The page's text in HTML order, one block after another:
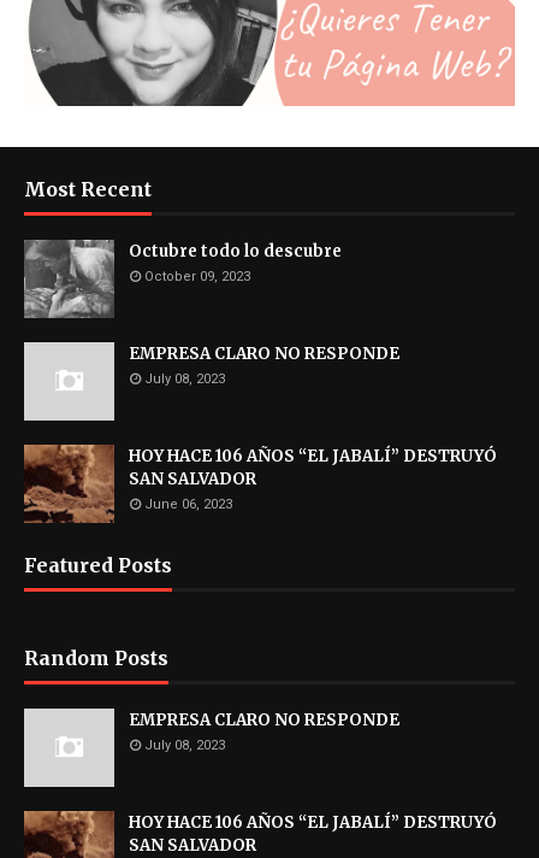
Most Recent
Octubre todo lo descubre
October 09, 2023
EMPRESA CLARO NO RESPONDE
July 08, 2023
HOY HACE 106 AÑOS “EL JABALÍ” DESTRUYÓ
SAN SALVADOR
June 06, 2023
Featured Posts
Random Posts
EMPRESA CLARO NO RESPONDE
July 08, 2023
HOY HACE 106 AÑOS “EL JABALÍ” DESTRUYÓ
SAN SALVADOR